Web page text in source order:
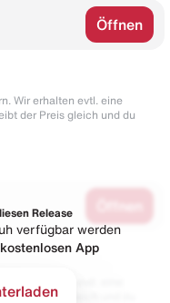
Öffnen
Wir erhalten evtl. eine
der Preis gleich und du
Wir erhalten evtl. eine
der Preis gleich und du
Release
verfügbar werden
kostenlosen App